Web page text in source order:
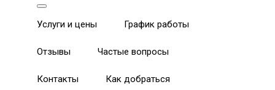
Услуги и цены График работы
Отзывы Частые вопросы
Контакты Как добраться